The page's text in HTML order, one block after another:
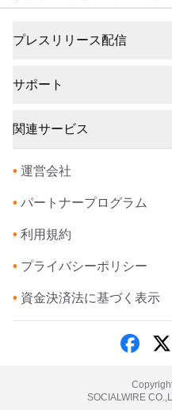
プレスリリース配信
サポート
関連サービス
• 運営会社
• パートナープログラム
• 利用規約
• プライバシーポリシー
• 資金決済法に基づく表示
SOCIALWIRE